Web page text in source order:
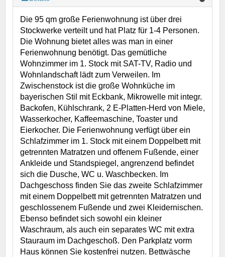
Die 95 qm große Ferienwohnung ist über drei
Stockwerke verteilt und hat Platz für 1-4 Personen.
Die Wohnung bietet alles was man in einer
Ferienwohnung benötigt. Das gemütliche
Wohnzimmer im 1. Stock mit SAT-TV, Radio und
Wohnlandschaft lädt zum Verweilen. Im
Zwischenstock ist die große Wohnküche im
bayerischen Stil mit Eckbank, Mikrowelle mit integr.
Backofen, Kühlschrank, 2 E-Platten-Herd von Miele,
Wasserkocher, Kaffeemaschine, Toaster und
Eierkocher. Die Ferienwohnung verfügt über ein
Schlafzimmer im 1. Stock mit einem Doppelbett mit
getrennten Matratzen und offenem Fußende, einer
Ankleide und Standspiegel, angrenzend befindet
sich die Dusche, WC u. Waschbecken. Im
Dachgeschoss finden Sie das zweite Schlafzimmer
mit einem Doppelbett mit getrennten Matratzen und
geschlossenem Fußende und zwei Kleidernischen.
Ebenso befindet sich sowohl ein kleiner
Waschraum, als auch ein separates WC mit extra
Stauraum im Dachgeschoß. Den Parkplatz vorm
Haus können Sie kostenfrei nutzen. Bettwäsche